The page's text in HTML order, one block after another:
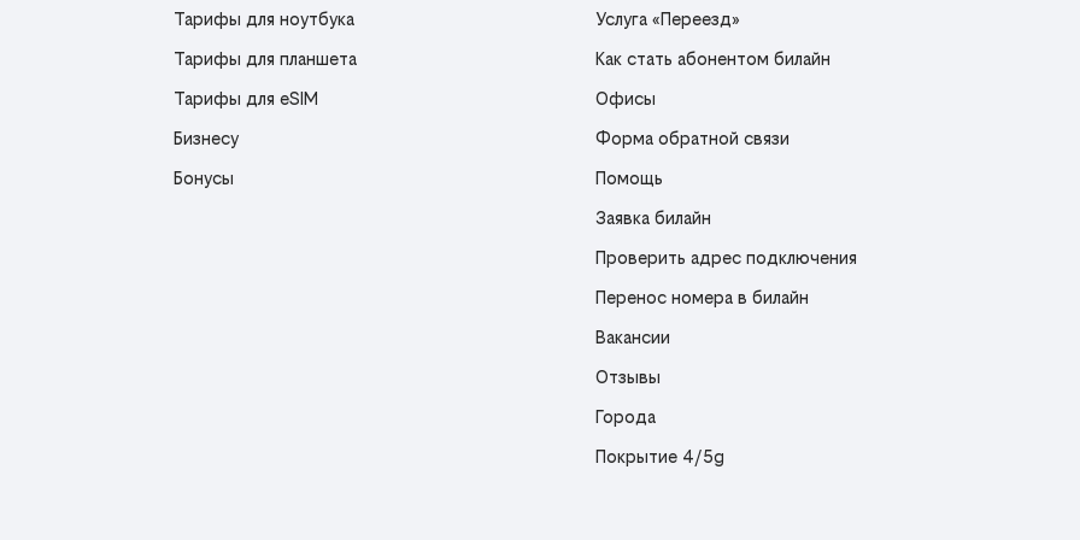
Тарифы для ноутбука
Тарифы для планшета
Тарифы для eSIM
Бизнесу
Бонусы
Услуга «Переезд»
Как стать абонентом билайн
Офисы
Форма обратной связи
Помощь
Заявка билайн
Проверить адрес подключения
Перенос номера в билайн
Вакансии
Отзывы
Города
Покрытие 4/5g